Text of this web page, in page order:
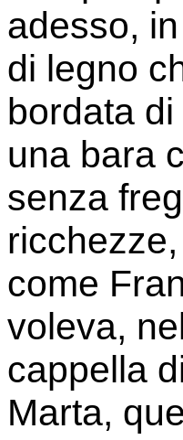
adesso,
di legno
bordata
una bara
senza
come
voleva,
cappella
Marta,